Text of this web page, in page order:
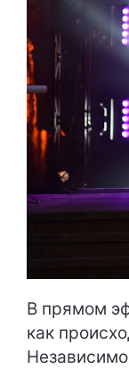
В прямом
как